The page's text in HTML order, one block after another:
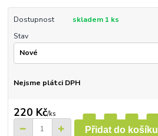
Dostupnost
skladem 1 ks
Stav
Nejsme plátci DPH
220 Kč/ks
Přidat do košíku